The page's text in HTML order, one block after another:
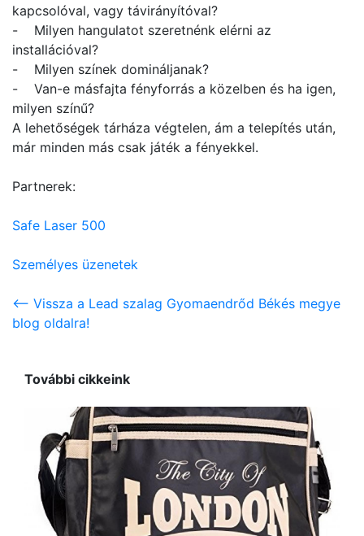
kapcsolóval, vagy távirányítóval?
- Milyen hangulatot szeretnénk elérni az
installációval?
- Milyen színek domináljanak?
- Van-e másfajta fényforrás a közelben és ha igen,
milyen színű?
A lehetőségek tárháza végtelen, ám a telepítés után,
már minden más csak játék a fényekkel.
Partnerek:
Safe Laser 500
Személyes üzenetek
<-- Vissza a Lead szalag Gyomaendrőd Békés megye
blog oldalra!
További cikkeink